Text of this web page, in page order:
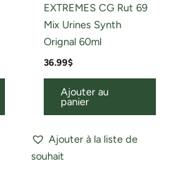
EXTREMES CG Rut 69
Mix Urines Synth
Orignal 60ml
36.99$
Ajouter au
panier
Ajouter à la liste de
souhait